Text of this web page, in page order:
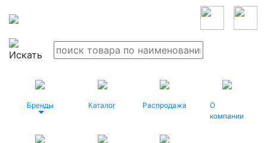
Бренды Каталог Распродажа
О
компании